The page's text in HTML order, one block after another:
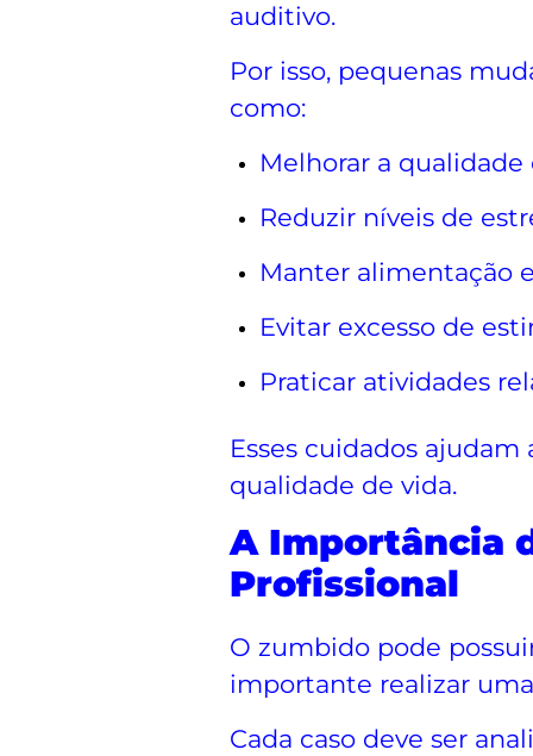
auditivo.
Por isso, pequenas
como:
Melhorar a qualidade
Reduzir níveis de
Manter alimentação
Evitar excesso de
Praticar atividades
Esses cuidados
qualidade de vida.
A Importância
Profissional
O zumbido pode
importante realizar
Cada caso deve ser